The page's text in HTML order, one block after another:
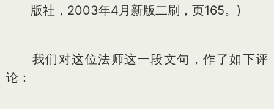
版社，2003年4月新版二刷，页165。)
我们对这位法师这一段文句，作了如下评
论：